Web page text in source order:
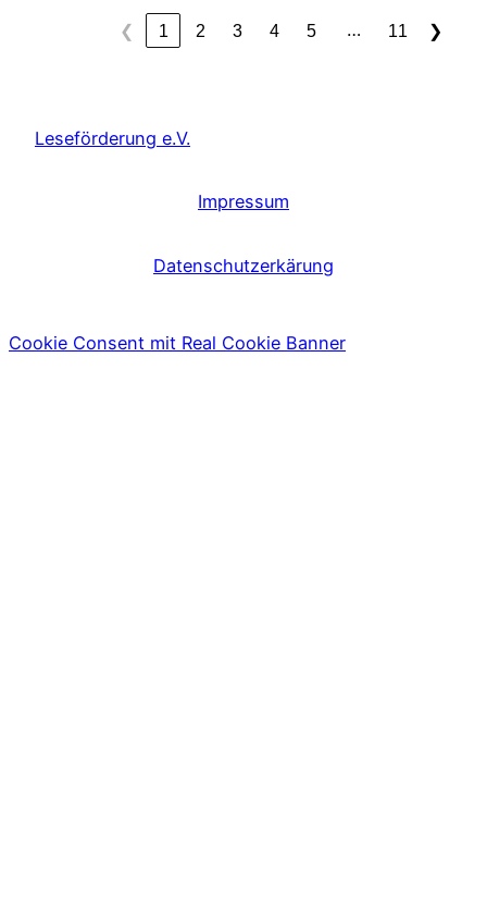
❮ 1 2 3 4 5 … 11 ❯
Leseförderung e.V.
Impressum
Datenschutzerkärung
Cookie Consent mit Real Cookie Banner